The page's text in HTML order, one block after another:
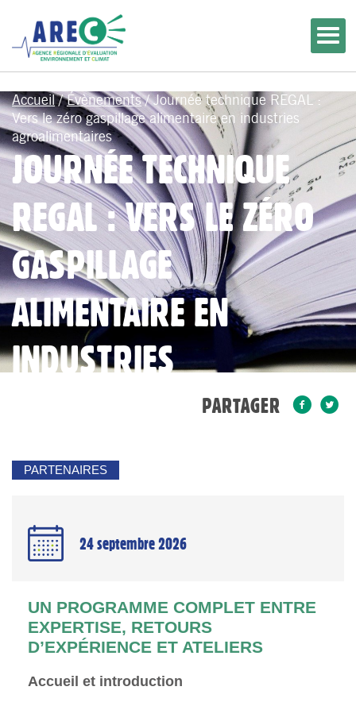
Accueil/Évènements/Journée technique REGAL :
Vers le zéro gaspillage alimentaire en industries
agroalimentaires
JOURNÉE TECHNIQUE
REGAL : VERS LE ZÉRO
GASPILLAGE
ALIMENTAIRE EN
INDUSTRIES
AGROALIMENTAIRES
PARTAGER
PARTENAIRES
24 septembre 2026
UN PROGRAMME COMPLET ENTRE
EXPERTISE, RETOURS
D’EXPÉRIENCE ET ATELIERS
Accueil et introduction